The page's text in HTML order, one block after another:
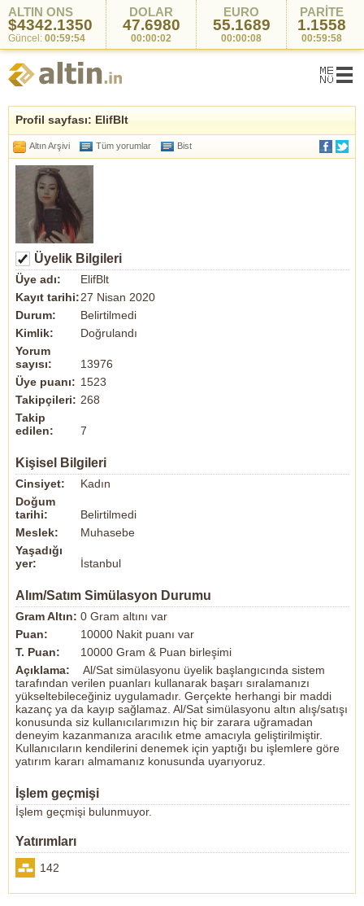
ALTIN ONS
$4342.1350
Güncel: 00:59:54
DOLAR
47.6980
00:00:02
EURO
55.1689
00:00:08
PARİTE
1.1558
00:59:58
Profil sayfası: ElifBlt
Altın Arşivi Tüm yorumlar Bist
Üyelik Bilgileri
Üye adı:
ElifBlt
Kayıt tarihi:27 Nisan 2020
Durum:
Belirtilmedi
Kimlik:
Doğrulandı
Yorum
sayısı:
13976
Üye puanı: 1523
Takipçileri: 268
Takip
edilen:
7
Kişisel Bilgileri
Cinsiyet:
Kadın
Doğum
tarihi:
Belirtilmedi
Meslek:
Muhasebe
Yaşadığı
yer:
İstanbul
Alım/Satım Simülasyon Durumu
Gram Altın: 0 Gram altını var
Puan:
10000 Nakit puanı var
T. Puan:
10000 Gram & Puan birleşimi
Açıklama:
Al/Sat simülasyonu üyelik başlangıcında sistem
tarafından verilen puanları kullanarak başarı sıralamanızı
yükseltebileceğiniz uygulamadır. Gerçekte herhangi bir maddi
kazanç ya da kayıp sağlamaz. Al/Sat simülasyonu altın alış/satışı
konusunda siz kullanıcılarımızın hiç bir zarara uğramadan
deneyim kazanmanıza aracılık etme amacıyla geliştirilmiştir.
Kullanıcıların kendilerini denemek için yaptığı bu işlemlere göre
yatırım kararı almamanız konusunda uyarıyoruz.
İşlem geçmişi
İşlem geçmişi bulunmuyor.
Yatırımları
142